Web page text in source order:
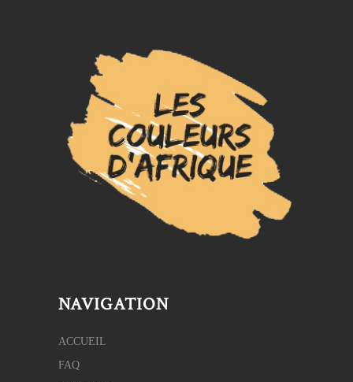
NAVIGATION
ACCUEIL
FAQ